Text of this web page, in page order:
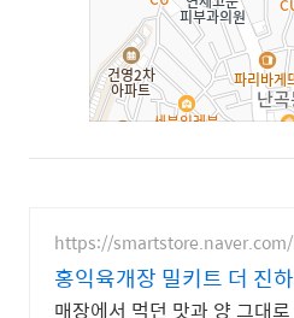
https://
홍익육개장 밀키트 더 진
짐한 간편식
매장에서 먹던 맛과 양 그대